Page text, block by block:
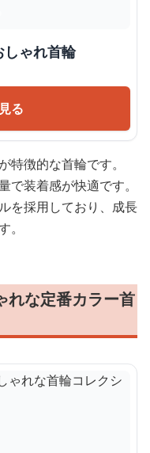
のおしゃれ首輪
る
特徴的な首輪です。
装着感が快適です。
を採用しており、成長
れな定番カラー首